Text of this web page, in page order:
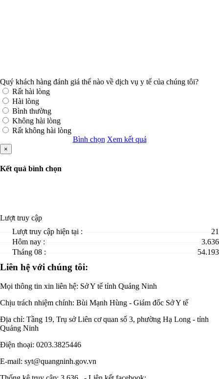
Quý khách hàng đánh giá thế nào về dịch vụ y tế của chúng tôi?
Rất hài lòng
Hài lòng
Bình thường
Không hài lòng
Rất không hài lòng
Bình chọn Xem kết quả
×
Kết quả bình chọn
Lượt truy cập
Lượt truy cập hiện tại :
21
Hôm nay :
3.636
Tháng 08 :
54.193
Liên hệ với chúng tôi:
Mọi thông tin xin liên hệ: Sở Y tế tỉnh Quảng Ninh
Chịu trách nhiệm chính: Bùi Mạnh Hùng - Giám đốc Sở Y tế
Địa chỉ: Tầng 19, Trụ sở Liên cơ quan số 3, phường Hạ Long - tỉnh
Quảng Ninh
Điện thoại: 0203.3825446
E-mail: syt@quangninh.gov.vn